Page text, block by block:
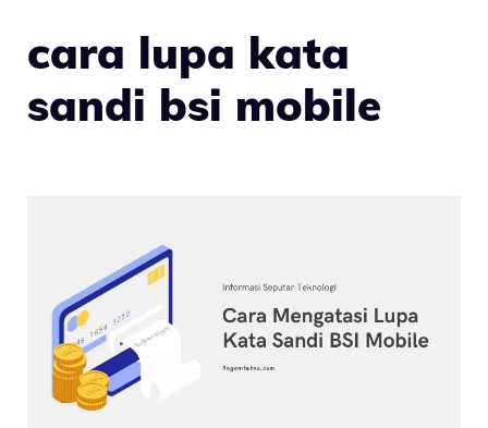
cara lupa kata
sandi bsi mobile